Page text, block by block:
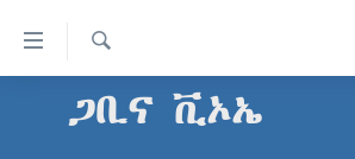
የመሥሪያ
ማገናኛዎችጋቢና ቪኦኤ